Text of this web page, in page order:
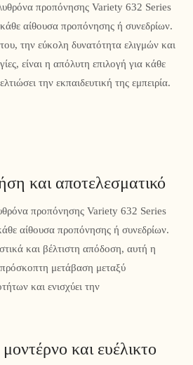
προπόνησης Variety 632 Series
κάθε αίθουσα προπόνησης ή συνεδρίων.
την εύκολη δυνατότητα ελιγμών και
είναι η απόλυτη επιλογή για κάθε
την εκπαιδευτική της εμπειρία.
και αποτελεσματικό
προπόνησης Variety 632 Series
αίθουσα προπόνησης ή συνεδρίων.
και βέλτιστη απόδοση, αυτή η
μετάβαση μεταξύ
και ενισχύει την
και ευέλικτο